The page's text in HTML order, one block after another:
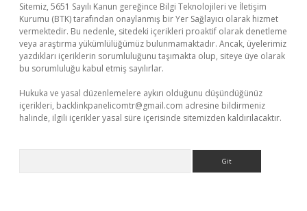
Sitemiz, 5651 Sayılı Kanun gereğince Bilgi Teknolojileri ve İletişim
Kurumu (BTK) tarafından onaylanmış bir Yer Sağlayıcı olarak hizmet
vermektedir. Bu nedenle, sitedeki içerikleri proaktif olarak denetleme
veya araştırma yükümlülüğümüz bulunmamaktadır. Ancak, üyelerimiz
yazdıkları içeriklerin sorumluluğunu taşımakta olup, siteye üye olarak
bu sorumluluğu kabul etmiş sayılırlar.
Hukuka ve yasal düzenlemelere aykırı olduğunu düşündüğünüz
içerikleri, backlinkpanelicomtr@gmail.com adresine bildirmeniz
halinde, ilgili içerikler yasal süre içerisinde sitemizden kaldırılacaktır.